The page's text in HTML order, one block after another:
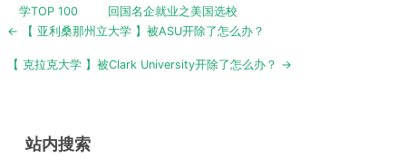
学TOP 100
回国名企就业之美国选校
Post
← 【 亚利桑那州立大学 】被ASU开除了怎么办？
【 克拉克大学 】被Clark University开除了怎么办？ →
站内搜索